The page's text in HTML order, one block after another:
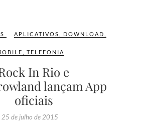
APLICATIVOS DOWNLOAD
TELEFONIA
In Rio e
lançam App
oficiais
25 de julho de 2015